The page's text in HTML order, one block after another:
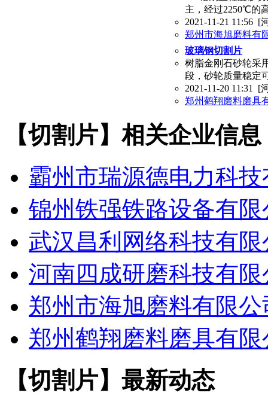
主，经过2250℃的
2021-11-21 11:56 [
郑州市海旭磨料有
玻璃钢切割片
树脂金刚石砂轮采
段，砂轮质量稳定
2021-11-20 11:31 [
郑州鹤翔磨料磨具
【切割片】相关企业信息
霸州市瑞源德电力科
锦州铁强铁路设备有限
武汉昌利网络科技有限
河南四成研磨科技有限
郑州市海旭磨料有限公
郑州鹤翔磨料磨具有限
【切割片】最新动态